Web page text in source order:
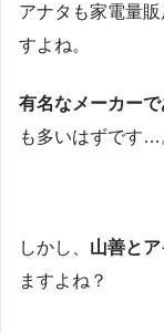
アナタも家電量
すよね。
有名なメーカー
も多いはずです…
しかし、 山善と
ますよね？